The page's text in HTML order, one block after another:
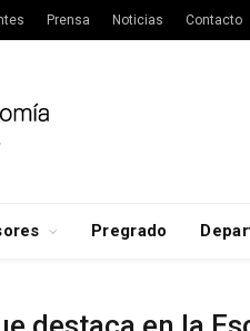
Prensa Noticias Contacto
Pregrado